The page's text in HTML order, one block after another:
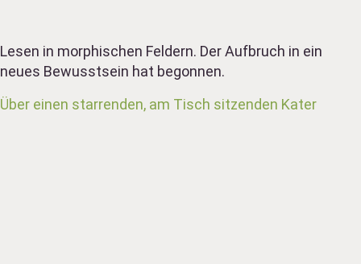
Lesen in morphischen Feldern. Der Aufbruch in ein
neues Bewusstsein hat begonnen.
Über einen starrenden, am Tisch sitzenden Kater